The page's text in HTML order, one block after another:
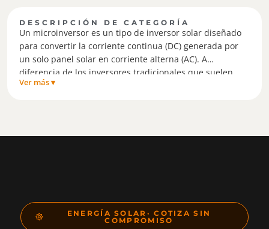
DESCRIPCIÓN DE CATEGORÍA
Un microinversor es un tipo de inversor solar diseñado
para convertir la corriente continua (DC) generada por
un solo panel solar en corriente alterna (AC). A
diferencia de los inversores tradicionales que suelen
gestionar la energía de múltiples paneles solares en
independientemente, mejorar la eficiencia del sistema y
detallado a nivel de panel, facilitando la identificación y
resolución de problemas específicos.
Ver más ▾
ENERGÍA SOLAR· COTIZA SIN
COMPROMISO